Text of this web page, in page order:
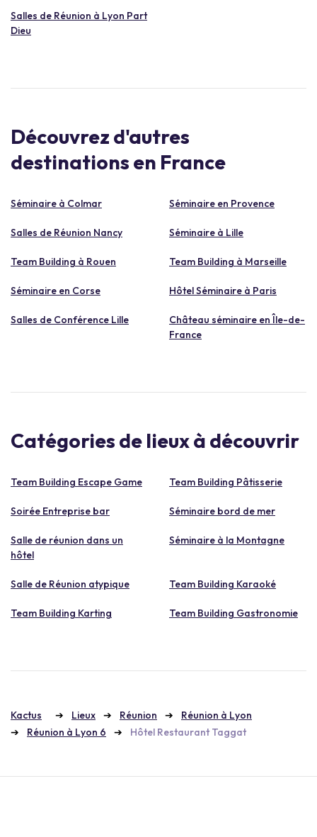
Salles de Réunion à Lyon Part
Dieu
Découvrez d'autres
destinations en France
Séminaire à Colmar Séminaire en Provence
Salles de Réunion Nancy Séminaire à Lille
Team Building à Rouen Team Building à Marseille
Séminaire en Corse Hôtel Séminaire à Paris
Salles de Conférence Lille
Château séminaire en Île-de-
France
Catégories de lieux à découvrir
Team Building Escape Game Team Building Pâtisserie
Soirée Entreprise bar Séminaire bord de mer
Salle de réunion dans un
hôtel
Séminaire à la Montagne
Salle de Réunion atypique Team Building Karaoké
Team Building Karting Team Building Gastronomie
Kactus Lieux Réunion
Réunion à Lyon
Réunion à Lyon 6
Hôtel Restaurant Taggat